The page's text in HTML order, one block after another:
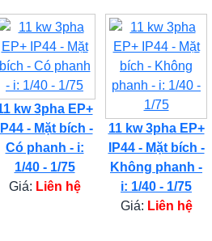
kw 3pha EP+
IP44 - Mặt bích -
Có phanh - i:
1/40 - 1/75
Giá: Liên hệ
11 kw 3pha EP+
IP44 - Mặt bích -
Không phanh -
i: 1/40 - 1/75
Giá: Liên hệ